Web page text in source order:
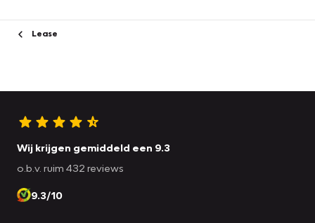
Lease
Wij krijgen gemiddeld een 9.3
o.b.v. ruim 432 reviews
9.3/10